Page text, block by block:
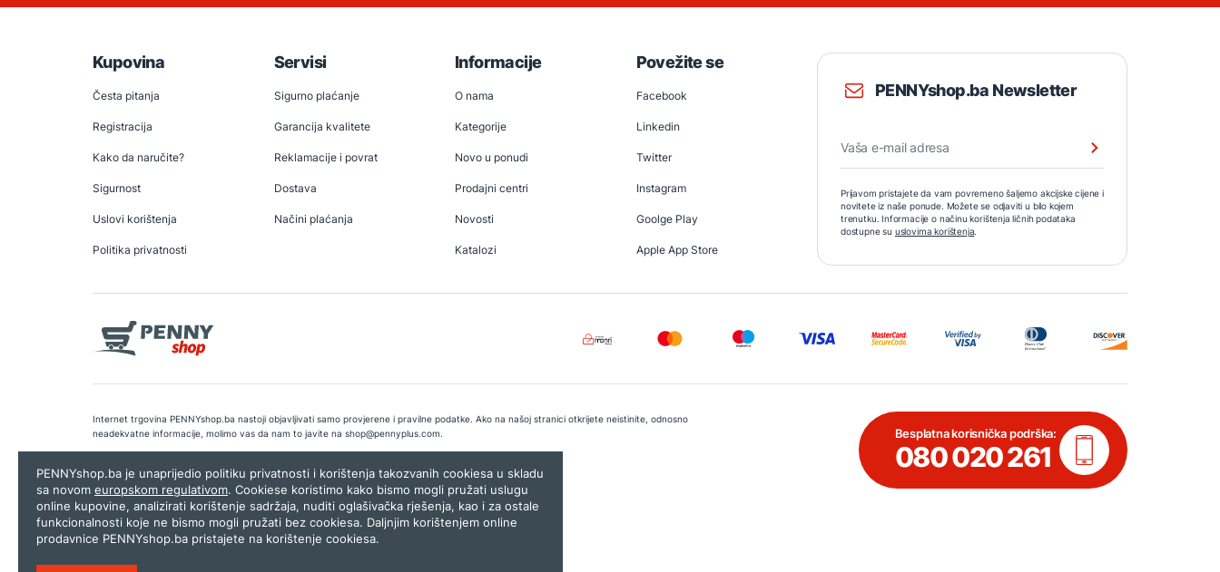
PENNYshop.ba Newsletter
Prijavom pristajete da vam povremeno šaljemo akcijske cijene i
novitete iz naše ponude. Možete se odjaviti u bilo kojem
trenutku. Informacije o načinu korištenja ličnih podataka
dostupne su uslovima korištenja.
Kupovina
Česta pitanja
Registracija
Kako da naručite?
Sigurnost
Uslovi korištenja
Politika privatnosti
Servisi
Sigurno plaćanje
Garancija kvalitete
Reklamacije i povrat
Dostava
Načini plaćanja
Informacije
O nama
Kategorije
Novo u ponudi
Prodajni centri
Novosti
Katalozi
Povežite se
Facebook
Linkedin
Twitter
Instagram
Goolge Play
Apple App Store
Besplatna korisnička podrška:
080 020 261
Internet trgovina PENNYshop.ba nastoji objavljivati samo provjerene i pravilne podatke. Ako na našoj stranici otkrijete neistinite, odnosno
neadekvatne informacije, molimo vas da nam to javite na shop@pennyplus.com.
Copyright © 2026.Penny plus d.o.o. Sarajevo.Dizajn i programiranje:Lampa.ba
PENNYshop.ba je unaprijedio politiku privatnosti i korištenja takozvanih cookiesa u skladu
sa novom europskom regulativom. Cookiese koristimo kako bismo mogli pružati uslugu
online kupovine, analizirati korištenje sadržaja, nuditi oglašivačka rješenja, kao i za ostale
funkcionalnosti koje ne bismo mogli pružati bez cookiesa. Daljnjim korištenjem online
prodavnice PENNYshop.ba pristajete na korištenje cookiesa.